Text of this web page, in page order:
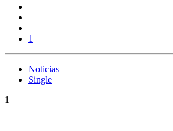
1
Noticias
Single
1